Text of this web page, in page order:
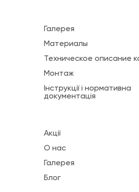
Галерея
Материалы
Техническое описание
Монтаж
Інструкції і нормативна
документація
Акції
О нас
Галерея
Блог